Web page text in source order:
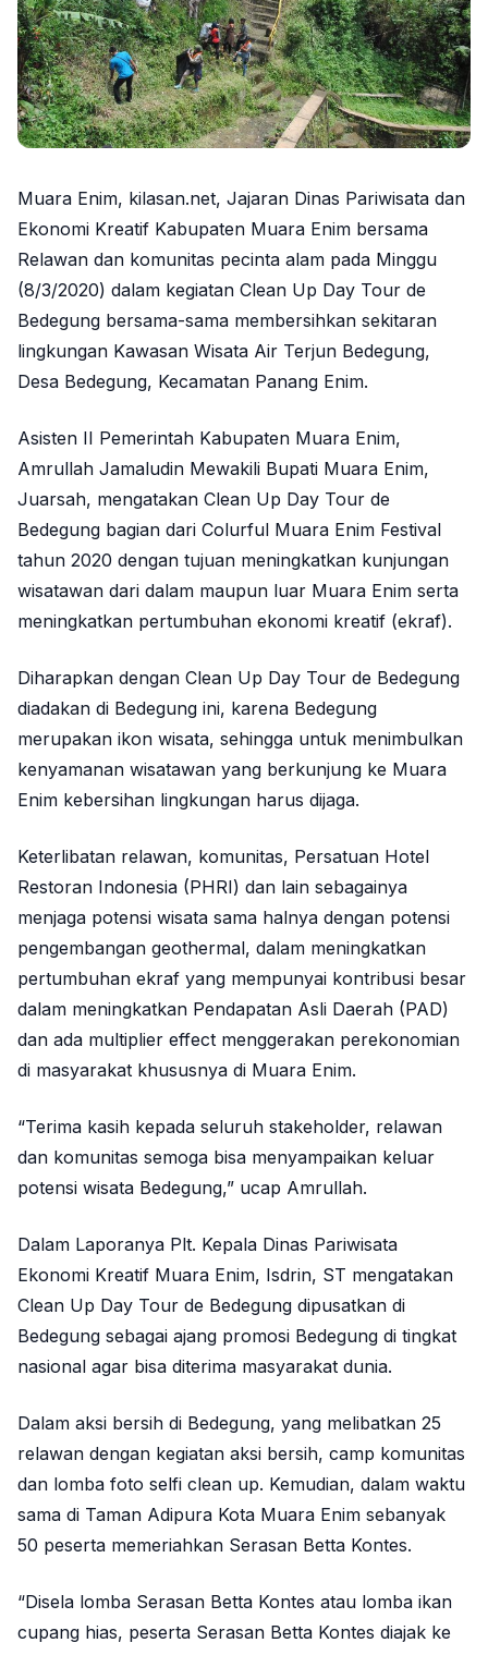
Muara Enim, kilasan.net, Jajaran Dinas Pariwisata dan
Ekonomi Kreatif Kabupaten Muara Enim bersama
Relawan dan komunitas pecinta alam pada Minggu
(8/3/2020) dalam kegiatan Clean Up Day Tour de
Bedegung bersama-sama membersihkan sekitaran
lingkungan Kawasan Wisata Air Terjun Bedegung,
Desa Bedegung, Kecamatan Panang Enim.
Asisten II Pemerintah Kabupaten Muara Enim,
Amrullah Jamaludin Mewakili Bupati Muara Enim,
Juarsah, mengatakan Clean Up Day Tour de
Bedegung bagian dari Colurful Muara Enim Festival
tahun 2020 dengan tujuan meningkatkan kunjungan
wisatawan dari dalam maupun luar Muara Enim serta
meningkatkan pertumbuhan ekonomi kreatif (ekraf).
Diharapkan dengan Clean Up Day Tour de Bedegung
diadakan di Bedegung ini, karena Bedegung
merupakan ikon wisata, sehingga untuk menimbulkan
kenyamanan wisatawan yang berkunjung ke Muara
Enim kebersihan lingkungan harus dijaga.
Keterlibatan relawan, komunitas, Persatuan Hotel
Restoran Indonesia (PHRI) dan lain sebagainya
menjaga potensi wisata sama halnya dengan potensi
pengembangan geothermal, dalam meningkatkan
pertumbuhan ekraf yang mempunyai kontribusi besar
dalam meningkatkan Pendapatan Asli Daerah (PAD)
dan ada multiplier effect menggerakan perekonomian
di masyarakat khususnya di Muara Enim.
“Terima kasih kepada seluruh stakeholder, relawan
dan komunitas semoga bisa menyampaikan keluar
potensi wisata Bedegung,” ucap Amrullah.
Dalam Laporanya Plt. Kepala Dinas Pariwisata
Ekonomi Kreatif Muara Enim, Isdrin, ST mengatakan
Clean Up Day Tour de Bedegung dipusatkan di
Bedegung sebagai ajang promosi Bedegung di tingkat
nasional agar bisa diterima masyarakat dunia.
Dalam aksi bersih di Bedegung, yang melibatkan 25
relawan dengan kegiatan aksi bersih, camp komunitas
dan lomba foto selfi clean up. Kemudian, dalam waktu
sama di Taman Adipura Kota Muara Enim sebanyak
50 peserta memeriahkan Serasan Betta Kontes.
“Disela lomba Serasan Betta Kontes atau lomba ikan
cupang hias, peserta Serasan Betta Kontes diajak ke